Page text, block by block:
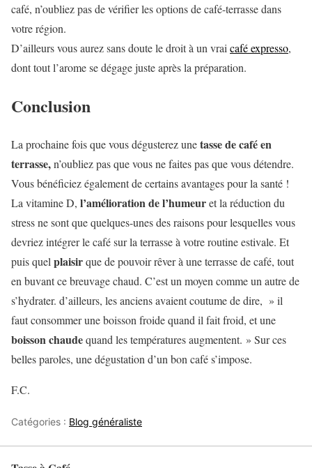
café, n’oubliez pas de vérifier les options de café-terrasse dans
votre région.
D’ailleurs vous aurez sans doute le droit à un vrai café expresso,
dont tout l’arome se dégage juste après la préparation.
Conclusion
La prochaine fois que vous dégusterez unetasse de café en
terrasse,n’oubliez pas que vous ne faites pas que vous détendre.
Vous bénéficiez également de certains avantages pour la santé !
La vitamine D, l’amélioration de l’humeuret la réduction du
stress ne sont que quelques-unes des raisons pour lesquelles vous
devriez intégrer le café sur la terrasse à votre routine estivale. Et
puis quel plaisirque de pouvoir rêver à une terrasse de café, tout
en buvant ce breuvage chaud. C’est un moyen comme un autre de
s’hydrater. d’ailleurs, les anciens avaient coutume de dire, » il
faut consommer une boisson froide quand il fait froid, et une
boisson chaudequand les températures augmentent. » Sur ces
belles paroles, une dégustation d’un bon café s’impose.
F.C.
Catégories : Blog généraliste